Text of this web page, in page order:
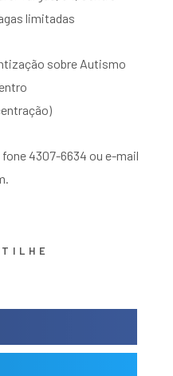
limitadas
sobre Autismo
4307-6634 ou e-mail